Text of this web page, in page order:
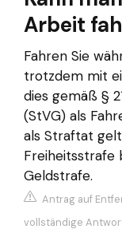
Arbeit
Fahren Sie
trotzdem mit
dies gemäß §
(StVG) als
als Straftat
Freiheitsstrafe
Geldstrafe.
Antrag auf
vollständige